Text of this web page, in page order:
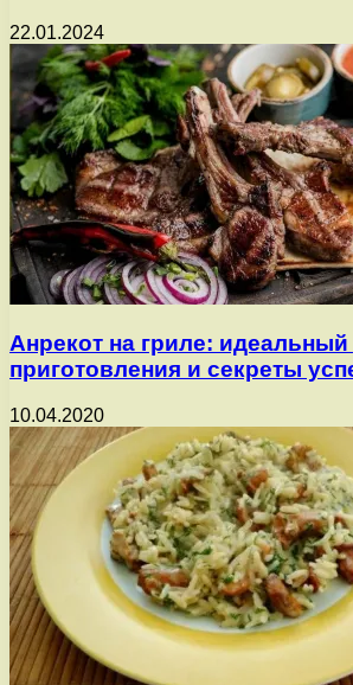
22.01.2024
Анрекот на гриле: идеальный
приготовления и секреты
10.04.2020